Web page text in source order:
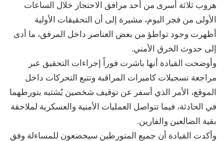
هروب ثلاثة أسرى من أحد مرافق الاحتجاز خلال الساعات
الأولى من فجر اليوم، مشيرة إلى أن التحقيقات الأولية
أظهرت وجود تواطؤ من بعض العناصر داخل المرفق، ما أدى
إلى حدوث الخرق الأمني.
وأوضحت القيادة أنها باشرت فوراً إجراءات التحقيق عبر
مراجعة تسجيلات كاميرات المراقبة وتتبع التحركات داخل
الموقع، الأمر الذي أسفر عن توقيف شخصين يُشتبه بتورطهما
في الحادثة، فيما تتواصل العمليات الأمنية والعسكرية لملاحقة
بقية الضالعين والفارين.
وأكدت القيادة أن جميع المتورطين سيخضعون للمساءلة وفق